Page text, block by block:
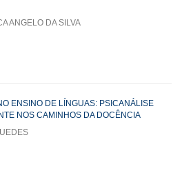
ANGELO DA SILVA
ENSINO DE LÍNGUAS: PSICANÁLISE
NOS CAMINHOS DA DOCÊNCIA